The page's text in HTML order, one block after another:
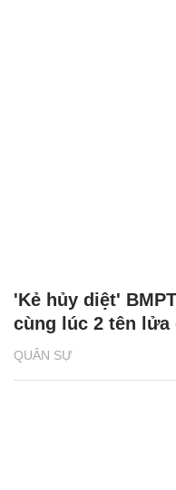
QUÂN SỰ
'Kẻ hủy diệt'
cùng lúc 2 tên lửa